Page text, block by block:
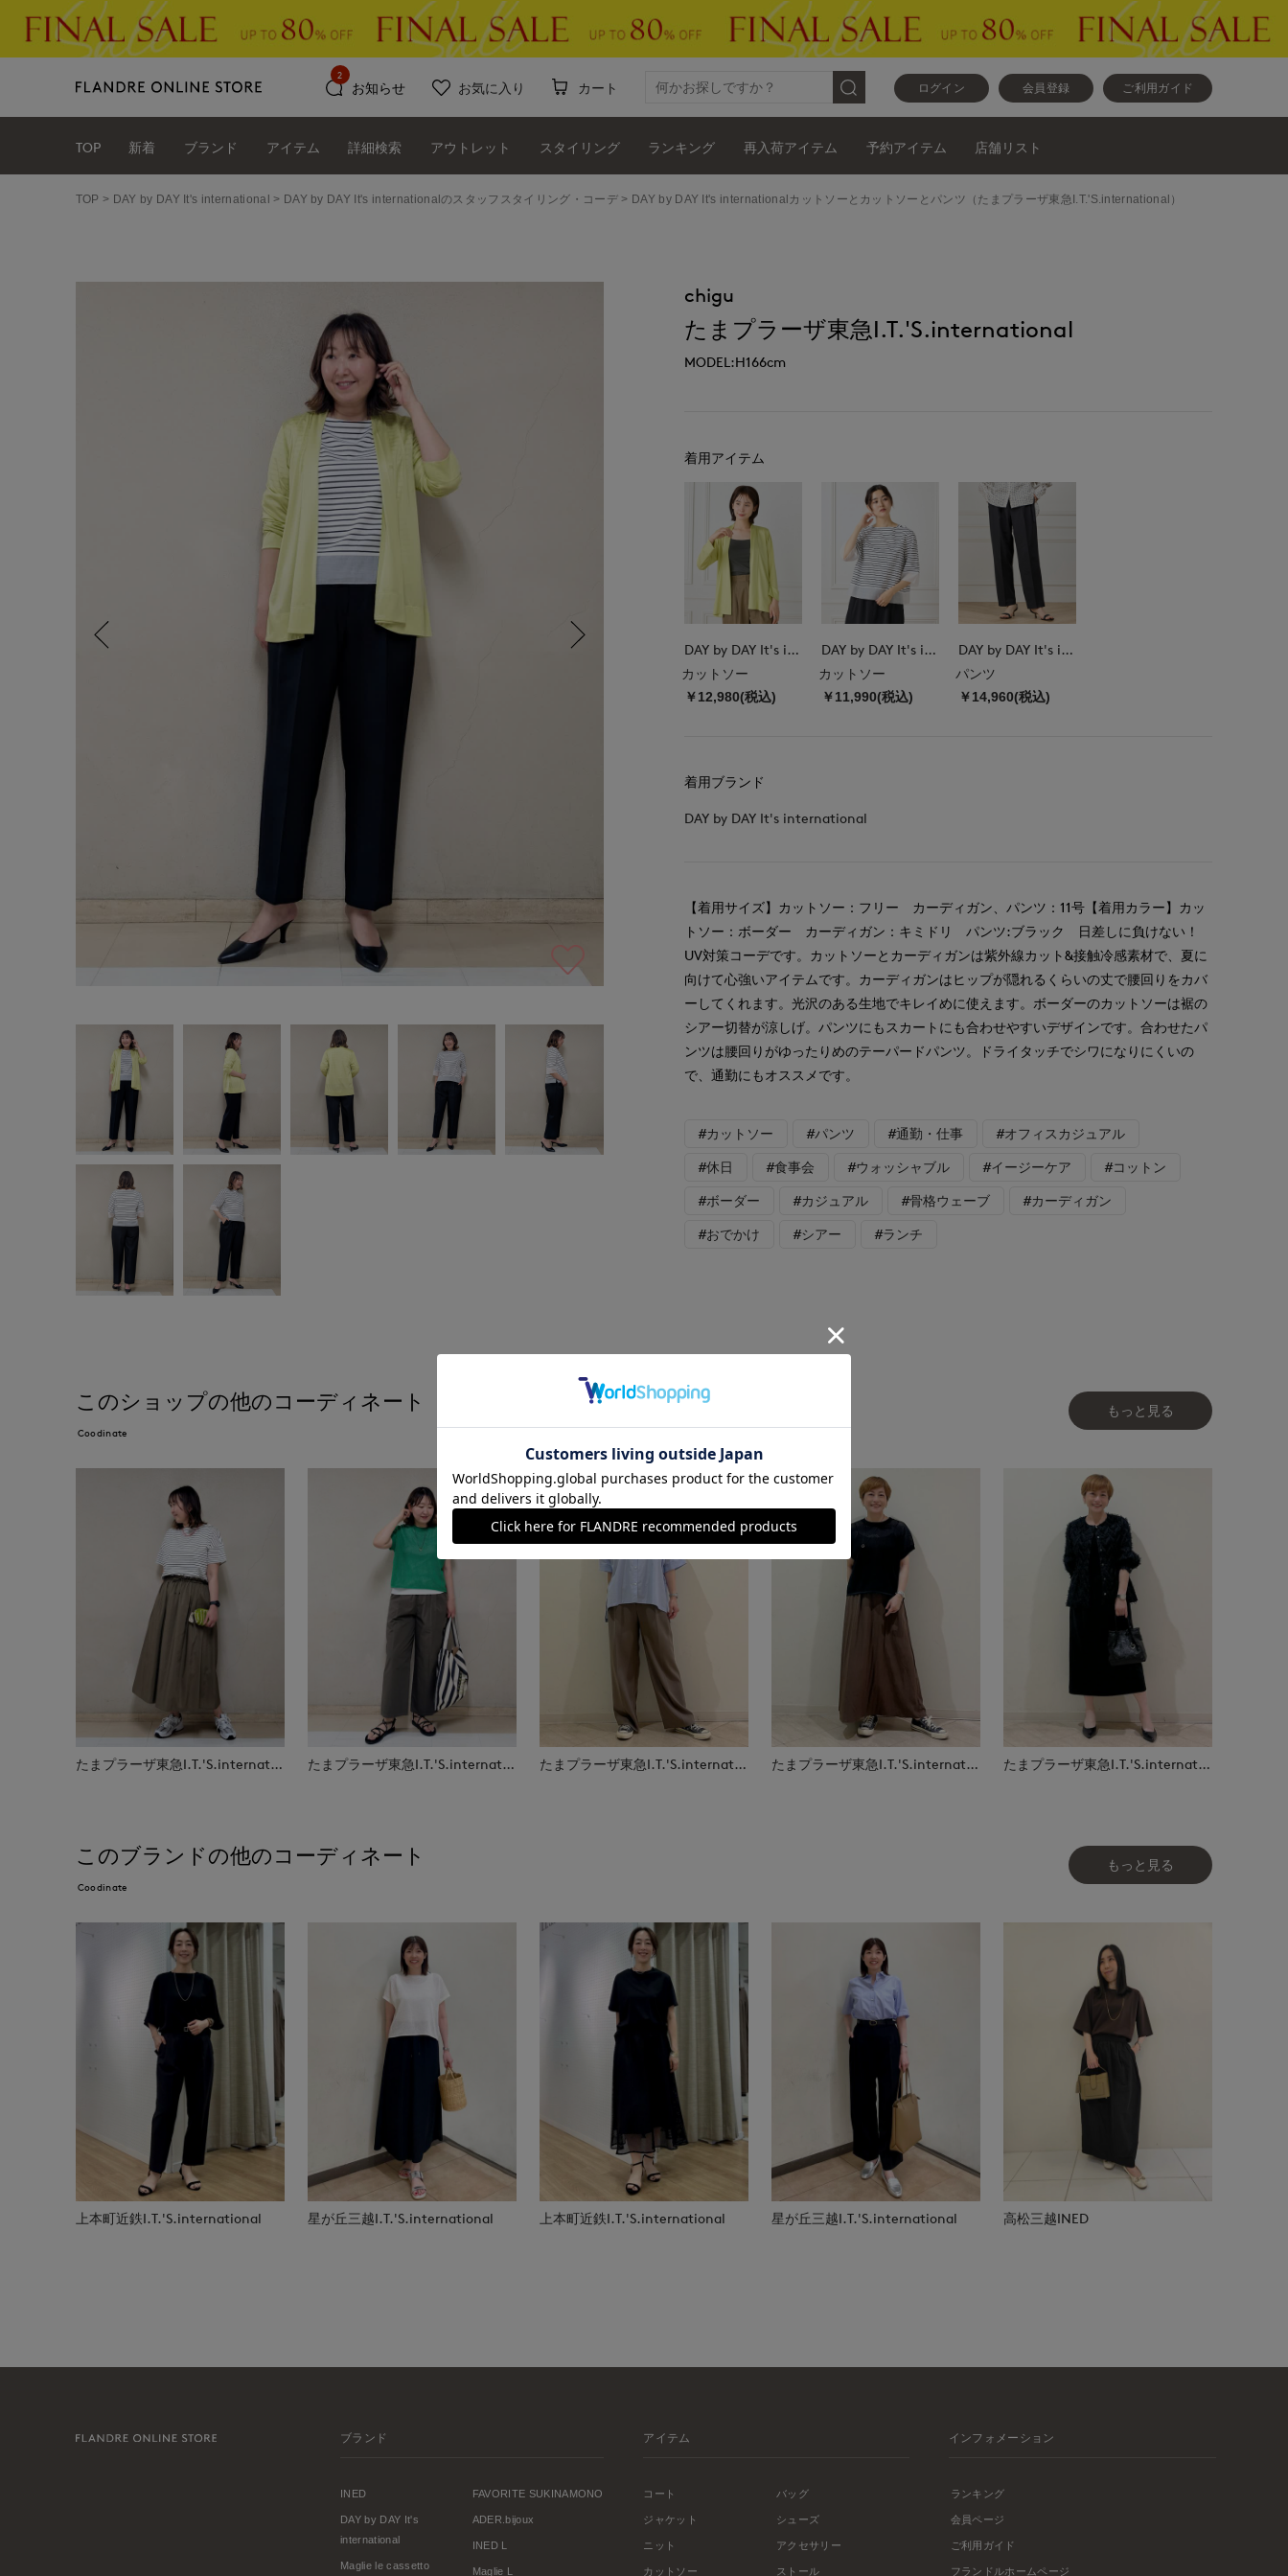
ログイン 会員登録 ご利用ガイド
お知らせ
2
お気に入り カート
TOP 新着 ブランド アイテム 詳細検索 アウトレット スタイリング ランキング 再入荷アイテム 予約アイテム 店舗リスト
TOP DAY by DAY It's international DAY by DAY It's internationalのスタッフスタイリング・コーデ DAY by DAY It's internationalカットソーとカットソーとパンツ（たまプラーザ東急I.T.'S.international）
chigu
たまプラーザ東急I.T.'S.international
MODEL:H166cm
着用アイテム
DAY by DAY It's international
カットソー
￥12,980(税込)
DAY by DAY It's international
カットソー
￥11,990(税込)
DAY by DAY It's international
パンツ
￥14,960(税込)
着用ブランド
DAY by DAY It's international
【着用サイズ】カットソー：フリー カーディガン、パンツ：11号【着用カラー】カッ
トソー：ボーダー カーディガン：キミドリ パンツ:ブラック 日差しに負けない！
UV対策コーデです。カットソーとカーディガンは紫外線カット&接触冷感素材で、夏に
向けて心強いアイテムです。カーディガンはヒップが隠れるくらいの丈で腰回りをカバ
ーしてくれます。光沢のある生地でキレイめに使えます。ボーダーのカットソーは裾の
シアー切替が涼しげ。パンツにもスカートにも合わせやすいデザインです。合わせたパ
ンツは腰回りがゆったりめのテーパードパンツ。ドライタッチでシワになりにくいの
で、通勤にもオススメです。
#カットソー #パンツ #通勤・仕事 #オフィスカジュアル
#休日 #食事会 #ウォッシャブル #イージーケア #コットン
#ボーダー #カジュアル #骨格ウェーブ #カーディガン
#おでかけ #シアー #ランチ
このショップの他のコーディネート
Coodinate
もっと見る
たまプラーザ東急I.T.'S.international たまプラーザ東急I.T.'S.international たまプラーザ東急I.T.'S.international たまプラーザ東急I.T.'S.international たまプラーザ東急I.T.'S.international
このブランドの他のコーディネート
Coodinate
もっと見る
上本町近鉄I.T.'S.international 星が丘三越I.T.'S.international 上本町近鉄I.T.'S.international 星が丘三越I.T.'S.international 高松三越INED
ブランド
INED
DAY by DAY It's
international
Maglie le cassetto
FAVORITE SUKINAMONO
ADER.bijoux
INED L
Maglie L
アイテム
コート
ジャケット
ニット
カットソー
バッグ
シューズ
アクセサリー
ストール
インフォメーション
ランキング
会員ページ
ご利用ガイド
フランドルホームページ